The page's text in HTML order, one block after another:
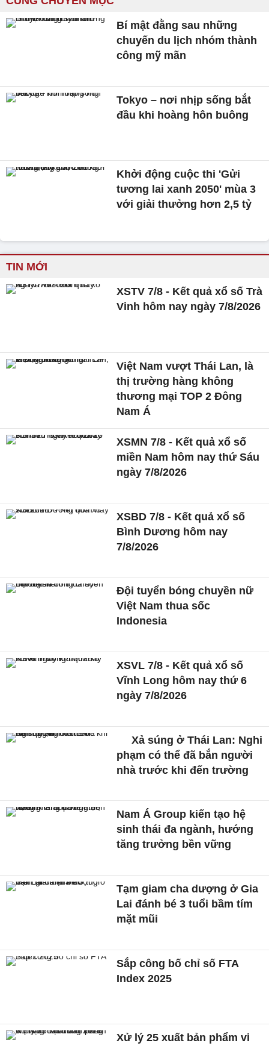
Bí mật đằng sau những
chuyến du lịch nhóm thành
công mỹ mãn
Tokyo – nơi nhịp sống bắt
đầu khi hoàng hôn buông
Khởi động cuộc thi 'Gửi
tương lai xanh 2050' mùa 3
với giải thưởng hơn 2,5 tỷ
TIN MỚI
XSTV 7/8 - Kết quả xổ số Trà
Vinh hôm nay ngày 7/8/2026
Việt Nam vượt Thái Lan, là
thị trường hàng không
thương mại TOP 2 Đông
Nam Á
XSMN 7/8 - Kết quả xổ số
miền Nam hôm nay thứ Sáu
ngày 7/8/2026
XSBD 7/8 - Kết quả xổ số
Bình Dương hôm nay
7/8/2026
Đội tuyển bóng chuyền nữ
Việt Nam thua sốc
Indonesia
XSVL 7/8 - Kết quả xổ số
Vĩnh Long hôm nay thứ 6
ngày 7/8/2026
Xả súng ở Thái Lan: Nghi
phạm có thể đã bắn người
nhà trước khi đến trường
Nam Á Group kiến tạo hệ
sinh thái đa ngành, hướng
tăng trưởng bền vững
Tạm giam cha dượng ở Gia
Lai đánh bé 3 tuổi bầm tím
mặt mũi
Sắp công bố chỉ số FTA
Index 2025
Xử lý 25 xuất bản phẩm vi